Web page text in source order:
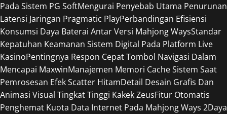
Pada Sistem PG SoftMengurai Penyebab Utama Penurunan
Latensi Jaringan Pragmatic PlayPerbandingan Efisiensi
Konsumsi Daya Baterai Antar Versi Mahjong WaysStandar
Kepatuhan Keamanan Sistem Digital Pada Platform Live
KasinoPentingnya Respon Cepat Tombol Navigasi Dalam
Mencapai MaxwinManajemen Memori Cache Sistem Saat
Pemrosesan Efek Scatter HitamDetail Desain Grafis Dan
Animasi Visual Tingkat Tinggi Kakek ZeusFitur Otomatis
Penghemat Kuota Data Internet Pada Mahjong Ways 2Daya